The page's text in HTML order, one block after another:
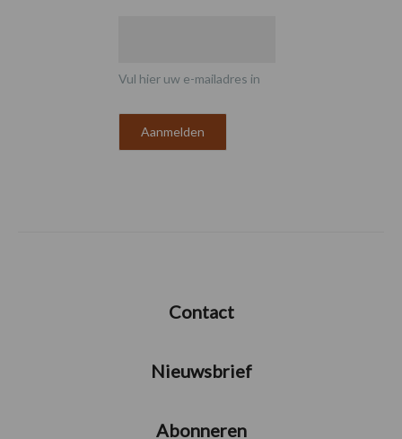
Vul hier uw e-mailadres in
Contact
Nieuwsbrief
Abonneren